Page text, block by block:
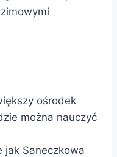
ośrodek
można nauczyć
jak Saneczkowa